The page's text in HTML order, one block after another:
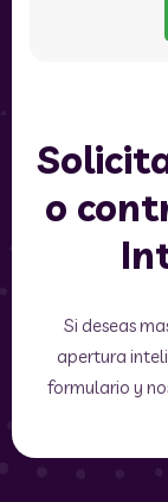
o
Si deseas
apertura
formulario y